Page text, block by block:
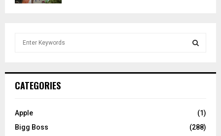
h
o
:
CATEGORIES
Apple
(1)
Bigg Boss
(288)